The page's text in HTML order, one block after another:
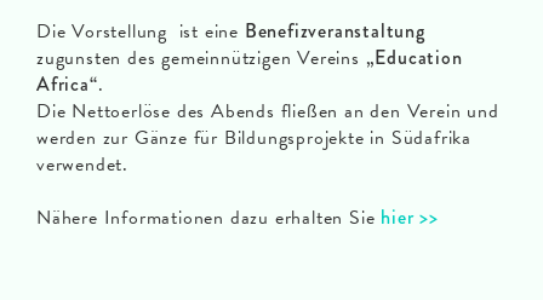
Die Vorstellung ist eine Benefizveranstaltung
zugunsten des gemeinnützigen Vereins „Education
Africa“.
Die Nettoerlöse des Abends fließen an den Verein und
werden zur Gänze für Bildungsprojekte in Südafrika
verwendet.
Nähere Informationen dazu erhalten Sie hier >>